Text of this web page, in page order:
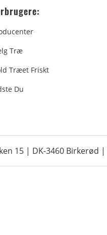
Træ
Træet Friskt
Du
15 | DK-3460 Birkerød |